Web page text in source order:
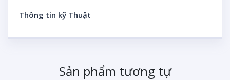
Thông tin kỹ Thuật
Sản phẩm tương tự